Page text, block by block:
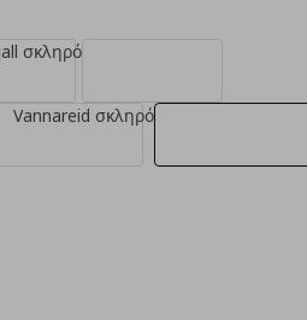
σκληρό
Vannareid σκληρό